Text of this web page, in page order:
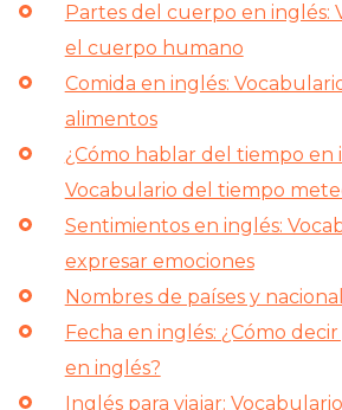
Partes del cuerpo en inglés:
el cuerpo humano
Comida en inglés:
alimentos
¿Cómo hablar del tiempo en
Vocabulario del tiempo
Sentimientos en inglés:
expresar emociones
Nombres de países y
Fecha en inglés: ¿Cómo
en inglés?
Inglés para viajar: